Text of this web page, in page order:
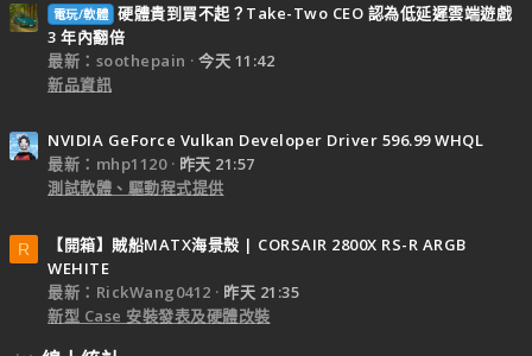
電玩/軟體 硬體貴到買不起？Take-Two CEO 認為低延遲雲端遊戲
3 年內翻倍
最新：soothepain
今天 11:42
新品資訊
NVIDIA GeForce Vulkan Developer Driver 596.99 WHQL
最新：mhp1120
昨天 21:57
測試軟體、驅動程式提供
R
【開箱】賊船MATX海景殼 | CORSAIR 2800X RS-R ARGB
WEHITE
最新：RickWang0412
昨天 21:35
新型 Case 安裝發表及硬體改裝